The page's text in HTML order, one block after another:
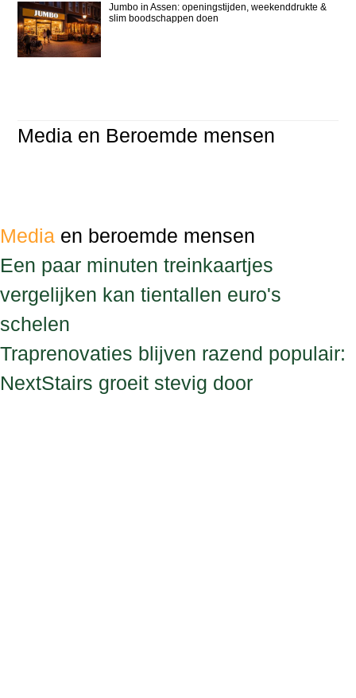
Jumbo in Assen: openingstijden, weekenddrukte &
slim boodschappen doen
Media en Beroemde mensen
Media en beroemde mensen
Een paar minuten treinkaartjes
vergelijken kan tientallen euro's
schelen
Traprenovaties blijven razend populair:
NextStairs groeit stevig door